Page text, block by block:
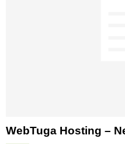
WebTuga Hosting –